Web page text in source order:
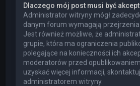
Dlaczego mój post musi być
Administrator witryny mógł
danym forum wymagają przejrzenia
Jest również możliwe, że
grupie, która ma ograniczenia
polegające na konieczności ich
moderatorów przed
uzyskać więcej informacji,
administratorem witryny.